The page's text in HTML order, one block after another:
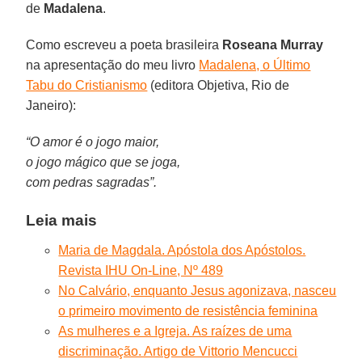
de Madalena.
Como escreveu a poeta brasileira Roseana Murray
na apresentação do meu livro Madalena, o Último
Tabu do Cristianismo (editora Objetiva, Rio de
Janeiro):
“O amor é o jogo maior,
o jogo mágico que se joga,
com pedras sagradas”.
Leia mais
Maria de Magdala. Apóstola dos Apóstolos.
Revista IHU On-Line, Nº 489
No Calvário, enquanto Jesus agonizava, nasceu
o primeiro movimento de resistência feminina
As mulheres e a Igreja. As raízes de uma
discriminação. Artigo de Vittorio Mencucci